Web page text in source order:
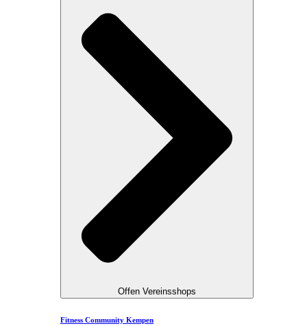
Offen Vereinsshops
Fitness Community Kempen